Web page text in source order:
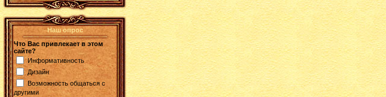
Наш опрос
Что Вас привлекает в этом
сайте?
Информативность
Дизайн
Возможность общаться с
другими